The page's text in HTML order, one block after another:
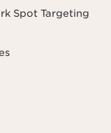
Spot Targeting